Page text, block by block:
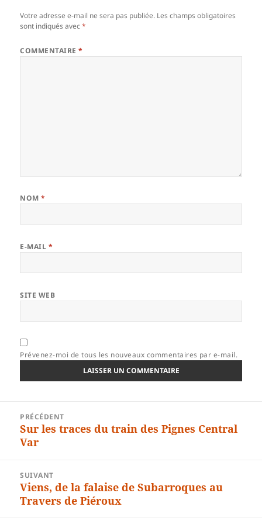
Votre adresse e-mail ne sera pas publiée. Les champs obligatoires
sont indiqués avec*
COMMENTAIRE*
NOM*
E-MAIL *
SITE WEB
Prévenez-moi de tous les nouveaux commentaires par e-mail.
l’article
PRÉCÉDENT
Article
précédent :
Sur les traces du train des Pignes Central
Var
SUIVANT
Article
suivant :
Viens, de la falaise de Subarroques au
Travers de Piéroux